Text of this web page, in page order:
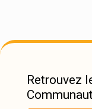
Retrouvez